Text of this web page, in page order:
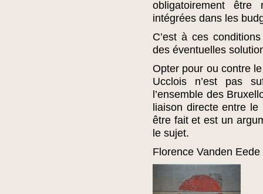
obligatoirement
intégrées dans les
C’est à ces
des éventuelles
Opter pour ou contre
Ucclois n’est pas
l’ensemble des
liaison directe entre
être fait et est un
le sujet.
Florence Vanden Eede